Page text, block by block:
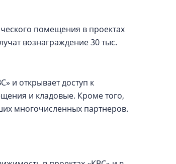
помещения в проектах
вознаграждение 30 тыс.
и открывает доступ к
и кладовые. Кроме того,
многочисленных партнеров.